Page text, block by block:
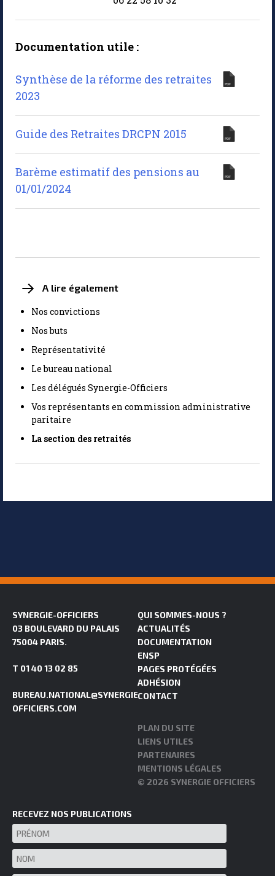
Documentation utile :
Synthèse de la réforme des retraites
2023
Guide des Retraites DRCPN 2015
Barème estimatif des pensions au
01/01/2024
A lire également
Nos convictions
Nos buts
Représentativité
Le bureau national
Les délégués Synergie-Officiers
Vos représentants en commission administrative
paritaire
La section des retraités
SYNERGIE-OFFICIERS
03 BOULEVARD DU PALAIS
75004 PARIS.
T 01 40 13 02 85
BUREAU.NATIONAL@SYNERGIE-
OFFICIERS.COM
QUI SOMMES-NOUS ?
ACTUALITÉS
DOCUMENTATION
ENSP
PAGES PROTÉGÉES
ADHÉSION
CONTACT
PLAN DU SITE
LIENS UTILES
PARTENAIRES
MENTIONS LÉGALES
© 2026 SYNERGIE OFFICIERS
RECEVEZ NOS PUBLICATIONS